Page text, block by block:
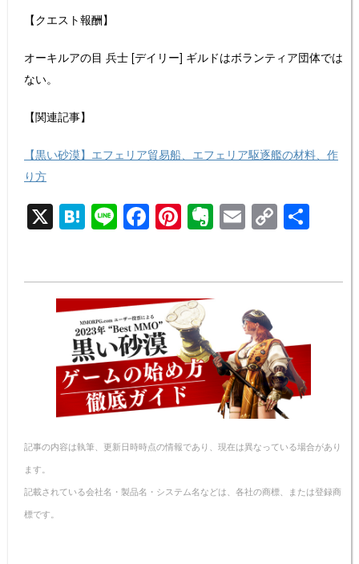
【クエスト報酬】
オーキルアの目 兵士 [デイリー] ギルドはボランティア団体では
ない。
【関連記事】
【黒い砂漠】エフェリア貿易船、エフェリア駆逐艦の材料、作
り方
X H
at
n
a
Li
n
F
a
e
b
o
o
k
Pi
nt
e
st
E
v
n
e
E
m
C
o
y
n
k
記事の内容は執筆、更新日時時点の情報であり、現在は異なっている場合があり
ます。
記載されている会社名・製品名・システム名などは、各社の商標、または登録商
標です。